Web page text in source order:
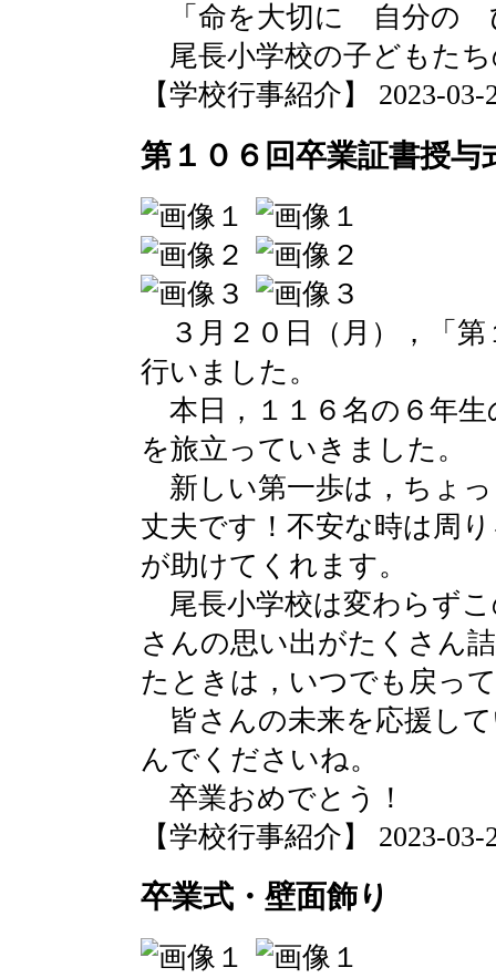
「命を大切に 自分の
尾長小学校の子どもた
【学校行事紹介】 2023-03-
第１０６回卒業証書授与
３月２０日（月），「第
行いました。
本日，１１６名の６年
を旅立っていきました。
新しい第一歩は，ちょ
丈夫です！不安な時は周
が助けてくれます。
尾長小学校は変わらず
さんの思い出がたくさん
たときは，いつでも戻っ
皆さんの未来を応援し
んでくださいね。
卒業おめでとう！
【学校行事紹介】 2023-03-
卒業式・壁面飾り